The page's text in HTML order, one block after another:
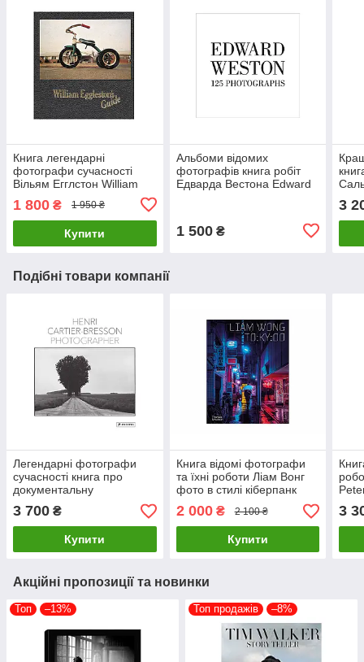
Книга легендарні
фотографи сучасності
Вільям Егглстон William
Eggleston's Guide книги з
фотографії
1 800 ₴ 1 950 ₴
Купити
Альбоми відомих
фотографів книга робіт
Едварда Вестона Edward
1 500₴
3
Подібні товари компанії
Легендарні фотографи
сучасності книга про
документальну
фотографію Henri Cartier-
Bresson: Photographer
3 700 ₴
Купити
Книга відомі фотографи
та їхні роботи Ліам Вонг
фото в стилі кіберпанк
Liam Wong: TOKYOO
(М'яка палітурка)
2 000₴ 2 100 ₴
Купити
3
Акційні пропозиції та новинки
Топ –13% Топ продажів –8%